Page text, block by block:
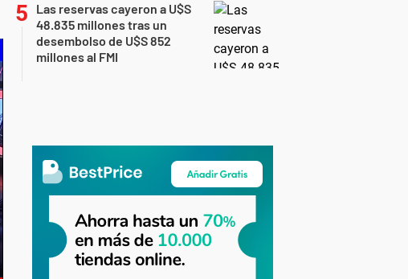
Las reservas cayeron a U$S
48.835 millones tras un
desembolso de U$S 852
millones al FMI